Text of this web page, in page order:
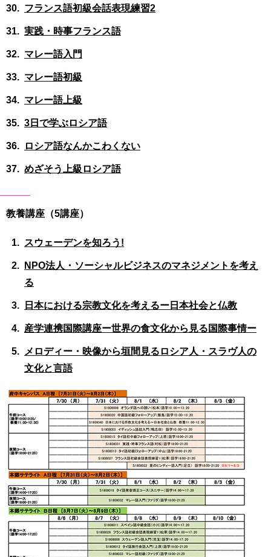
フランス語初級会話表現練習2
実践・時事フランス語
マレー語入門
マレー語初級
マレー語上級
3日で学ぶロシア語
ロシア語なんかこわくない
めざそう上級ロシア語
教養講座（5講座）
スウェーデンを知ろう!
NPO法人・ソーシャルビジネスのマネジメントを考え
る
日本における宗教文化を考えるー日本社会と仏教
産学連携国際講座ー世界の食文化から見る国際事情ー
メロディー・映像から垣間見るロシア人・スラヴ人の
文化と言語